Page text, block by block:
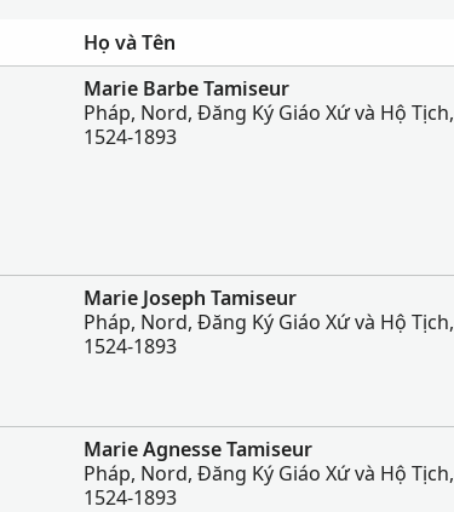
Họ và Tên
Marie Barbe Tamiseur
Pháp, Nord, Đăng Ký Giáo Xứ và Hộ Tịch,
1524-1893
Marie Joseph Tamiseur
Pháp, Nord, Đăng Ký Giáo Xứ và Hộ Tịch,
1524-1893
Marie Agnesse Tamiseur
Pháp, Nord, Đăng Ký Giáo Xứ và Hộ Tịch,
1524-1893